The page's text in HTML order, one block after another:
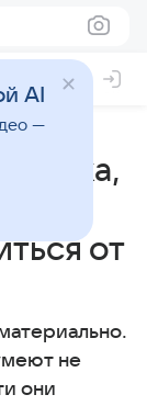
от
не
они
AI
—